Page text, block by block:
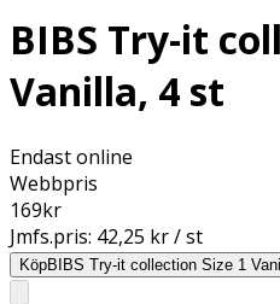
BIBS Try-it
Vanilla, 4 st
Endast online
Webbpris
169kr
Jmfs.pris: 42,25 kr / st
KöpBIBS Try-it collection Size 1